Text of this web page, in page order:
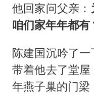
他回家问父亲：
咱们家年年都有
陈建国沉吟了
带着他去了堂
年燕子巢的门梁